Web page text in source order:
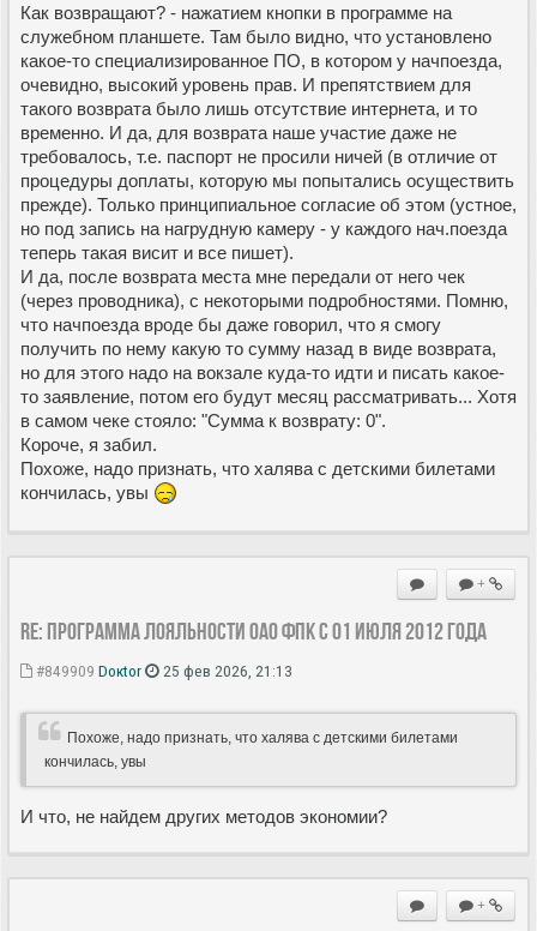
Как возвращают? - нажатием кнопки в программе на
служебном планшете. Там было видно, что установлено
какое-то специализированное ПО, в котором у начпоезда,
очевидно, высокий уровень прав. И препятствием для
такого возврата было лишь отсутствие интернета, и то
временно. И да, для возврата наше участие даже не
требовалось, т.е. паспорт не просили ничей (в отличие от
процедуры доплаты, которую мы попытались осуществить
прежде). Только принципиальное согласие об этом (устное,
но под запись на нагрудную камеру - у каждого нач.поезда
теперь такая висит и все пишет).
И да, после возврата места мне передали от него чек
(через проводника), с некоторыми подробностями. Помню,
что начпоезда вроде бы даже говорил, что я смогу
получить по нему какую то сумму назад в виде возврата,
но для этого надо на вокзале куда-то идти и писать какое-
то заявление, потом его будут месяц рассматривать... Хотя
в самом чеке стояло: "Сумма к возврату: 0".
Короче, я забил.
Похоже, надо признать, что халява с детскими билетами
кончилась, увы
+
Re: Программа лояльности ОАО ФПК с 01 июля 2012 года
#849909 Doкtor 25 фев 2026, 21:13
Похоже, надо признать, что халява с детскими билетами
кончилась, увы
И что, не найдем других методов экономии?
+